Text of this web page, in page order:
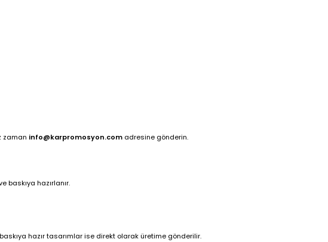
zaman info@karpromosyon.comadresine gönderin.
baskıya hazırlanır.
hazır tasarımlar ise direkt olarak üretime gönderilir.